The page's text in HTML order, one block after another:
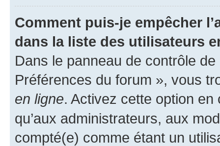
Comment puis-je empêcher
dans la liste des utilisateurs
Dans le panneau de contrôle
Préférences du forum », vous
en ligne. Activez cette option
qu’aux administrateurs, aux
compté(e) comme étant un